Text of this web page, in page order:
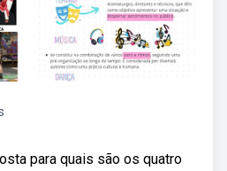
para quais são os quatro